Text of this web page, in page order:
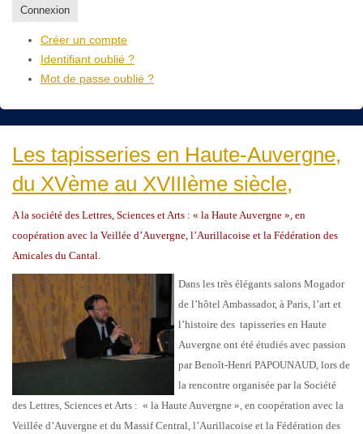
Connexion
Créer un compte
Identifiant oublié ?
Mot de passe oublié ?
Les tapisseries en Haute-Auvergne,
du XVème au XVIIIème siècle,
A la société des Lettres, Sciences et Arts : « la Haute Auvergne », en
coopération avec la Veillée d’Auvergne, l’Aurillacoise et la Fédération des
Amicales du Cantal.
Dans les très élégants salons Mogador
de l’hôtel Ambassador, à Paris, l’art et
l’histoire des tapisseries en Haute
Auvergne ont été étudiés avec passion
par Benoît-Henri PAPOUNAUD, lors de
la rencontre organisée par la Société
des Lettres, Sciences et Arts : « la Haute Auvergne », en coopération avec la
Veillée d’Auvergne et du Massif Central, l’Aurillacoise et la Fédération des